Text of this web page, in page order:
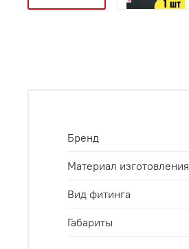
Бренд
Материал изготовления
Вид фитинга
Габариты